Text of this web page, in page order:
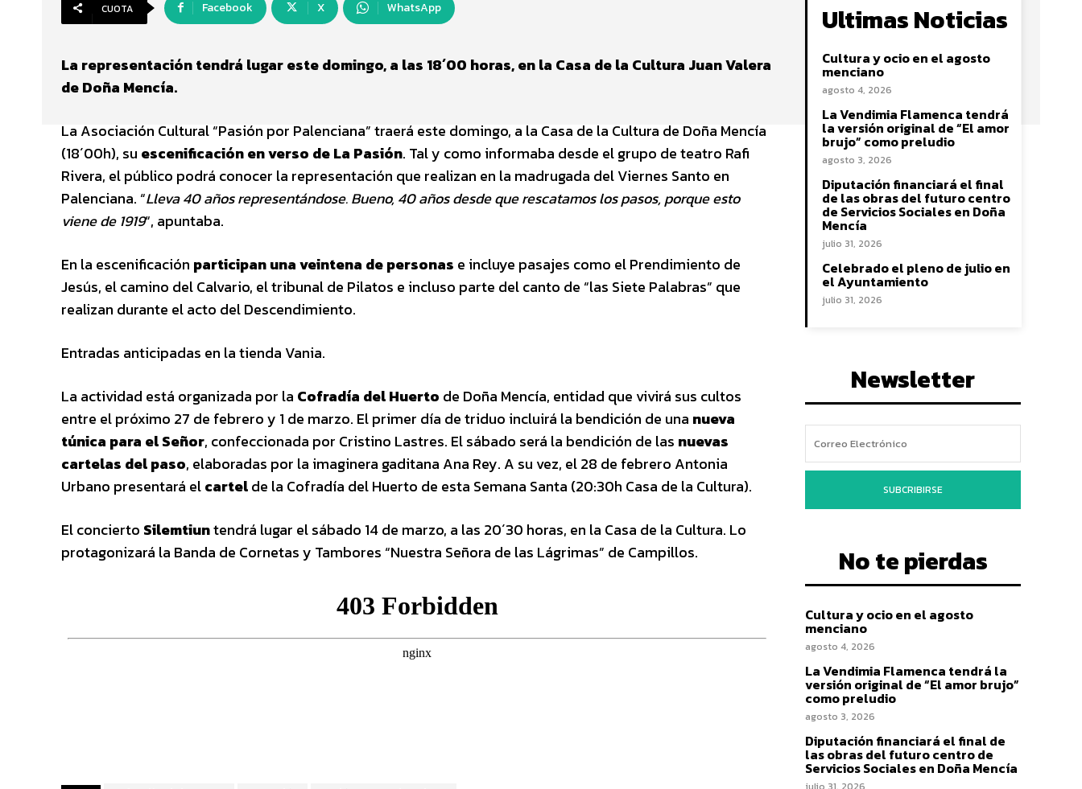
CUOTA Facebook X WhatsApp
La representación tendrá lugar este domingo, a las 18´00 horas, en la Casa de la Cultura Juan Valera
de Doña Mencía.
La Asociación Cultural “Pasión por Palenciana” traerá este domingo, a la Casa de la Cultura de Doña Mencía
(18´00h), su escenificación en verso de La Pasión. Tal y como informaba desde el grupo de teatro Rafi
Rivera, el público podrá conocer la representación que realizan en la madrugada del Viernes Santo en
Palenciana. “Lleva 40 años representándose. Bueno, 40 años desde que rescatamos los pasos, porque esto
viene de 1919“, apuntaba.
En la escenificación participan una veintena de personas e incluye pasajes como el Prendimiento de
Jesús, el camino del Calvario, el tribunal de Pilatos e incluso parte del canto de “las Siete Palabras” que
realizan durante el acto del Descendimiento.
Entradas anticipadas en la tienda Vania.
La actividad está organizada por la Cofradía del Huerto de Doña Mencía, entidad que vivirá sus cultos
entre el próximo 27 de febrero y 1 de marzo. El primer día de triduo incluirá la bendición de una nueva
túnica para el Señor, confeccionada por Cristino Lastres. El sábado será la bendición de las nuevas
cartelas del paso, elaboradas por la imaginera gaditana Ana Rey. A su vez, el 28 de febrero Antonia
Urbano presentará elcartelde la Cofradía del Huerto de esta Semana Santa (20:30h Casa de la Cultura).
El concierto Silemtiuntendrá lugar el sábado 14 de marzo, a las 20´30 horas, en la Casa de la Cultura. Lo
protagonizará la Banda de Cornetas y Tambores “Nuestra Señora de las Lágrimas” de Campillos.
Ultimas Noticias
Cultura y ocio en el agosto
menciano
agosto 4, 2026
La Vendimia Flamenca tendrá
la versión original de “El amor
brujo” como preludio
agosto 3, 2026
Diputación financiará el final
de las obras del futuro centro
de Servicios Sociales en Doña
Mencía
julio 31, 2026
Celebrado el pleno de julio en
el Ayuntamiento
julio 31, 2026
Newsletter
SUBCRIBIRSE
No te pierdas
Cultura y ocio en el agosto
menciano
agosto 4, 2026
La Vendimia Flamenca tendrá la
versión original de “El amor brujo”
como preludio
agosto 3, 2026
Diputación financiará el final de
las obras del futuro centro de
Servicios Sociales en Doña Mencía